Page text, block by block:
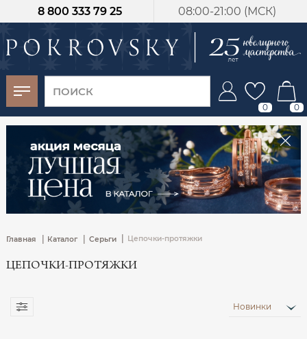
08:00-21:00 (МСК)
8 800 333 79 25
0 0
Главная | Каталог | Серьги Цепочки-протяжки
ЦЕПОЧКИ-ПРОТЯЖКИ
Новинки
-30%
от 15 дней с
момента оплаты